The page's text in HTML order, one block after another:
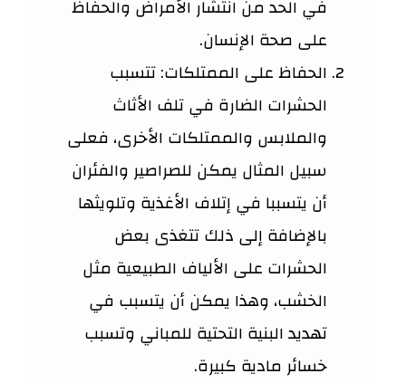
في الحد من انتشار الأمراض والحفاظ
على صحة الإنسان.
الحفاظ على الممتلكات: تتسبب
الحشرات الضارة في تلف الأثاث
والملابس والممتلكات الأخرى، فعلى
سبيل المثال يمكن للصراصير والفئران
أن يتسببا في إتلاف الأغذية وتلويثها
بالإضافة إلى ذلك تتغذى بعض
الحشرات على الألياف الطبيعية مثل
الخشب، وهذا يمكن أن يتسبب في
تهديد البنية التحتية للمباني وتسبب
خسائر مادية كبيرة.